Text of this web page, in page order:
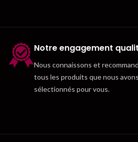
Notre engagement
Nous connaissons et
tous les produits que nous
sélectionnés pour vous.